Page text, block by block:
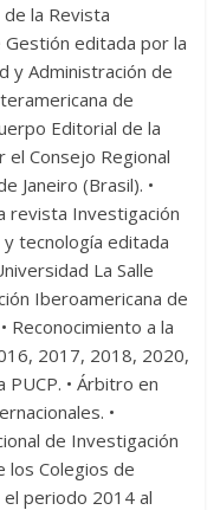
la Revista
editada por la
y Administración de
de
Editorial de la
Consejo Regional
Janeiro (Brasil). •
revista Investigación
tecnología editada
La Salle
Iberoamericana de
Reconocimiento a la
2017, 2018, 2020,
• Árbitro en
•
de Investigación
los Colegios de
periodo 2014 al